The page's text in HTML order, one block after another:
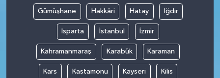
Gümüşhane Hakkâri Hatay Iğdır
Isparta İstanbul İzmir
Kahramanmaraş Karabük Karaman
Kars Kastamonu Kayseri Kilis